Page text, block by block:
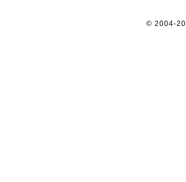
© 2004-